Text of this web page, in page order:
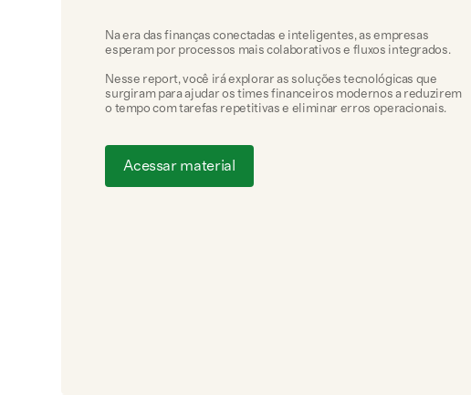
Na era das finanças conectadas e inteligentes, as empresas
esperam por processos mais colaborativos e fluxos integrados.
Nesse report, você irá explorar as soluções tecnológicas que
surgiram para ajudar os times financeiros modernos a reduzirem
o tempo com tarefas repetitivas e eliminar erros operacionais.
Acessar material